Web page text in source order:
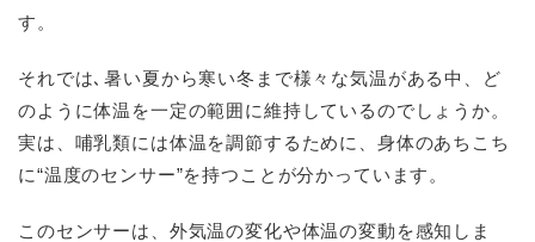
す。
それでは､暑い夏から寒い冬まで様々な気温がある中、ど
のように体温を一定の範囲に維持しているのでしょうか。
実は、哺乳類には体温を調節するために、身体のあちこち
に“温度のセンサー”を持つことが分かっています。
このセンサーは、外気温の変化や体温の変動を感知しま